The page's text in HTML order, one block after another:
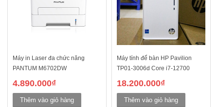
Máy in Laser đa chức năng
PANTUM M6702DW
4.890.000₫
Thêm vào giỏ hàng
Máy tính để bàn HP Pavilion
TP01-3006d Core i7-12700
18.200.000₫
Thêm vào giỏ hàng